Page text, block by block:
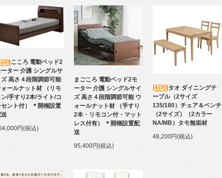
こころ 電動ベッド2
ーター 介護 シングルサ
ズ 高さ４段階調節可能
ォールナット材 （リモ
ン/手すり2本/ライト/コ
セント付） ＊開梱設置
送
円(税込)
まごころ 電動ベッド2モ
ーター 介護 シングルサイ
ズ 高さ４段階調節可能 ウ
ォールナット材 （手すり
2本・リモコン付・マット
レス付有） ＊開梱設置配
送
95,400円(税込)
タオ ダイニングテ
ーブル（2サイズ
135/180）チェア＆ベンチ
（2サイズ）（2カラー
NA/MB）タモ無垢材
48,200円(税込)